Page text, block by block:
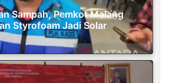
Sampah, Pemkot Malang
Styrofoam Jadi Solar